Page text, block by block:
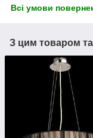
Всі умови
З цим товаром